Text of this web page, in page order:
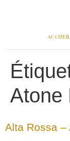
ACCUEIL
Atone
Alta Rossa –